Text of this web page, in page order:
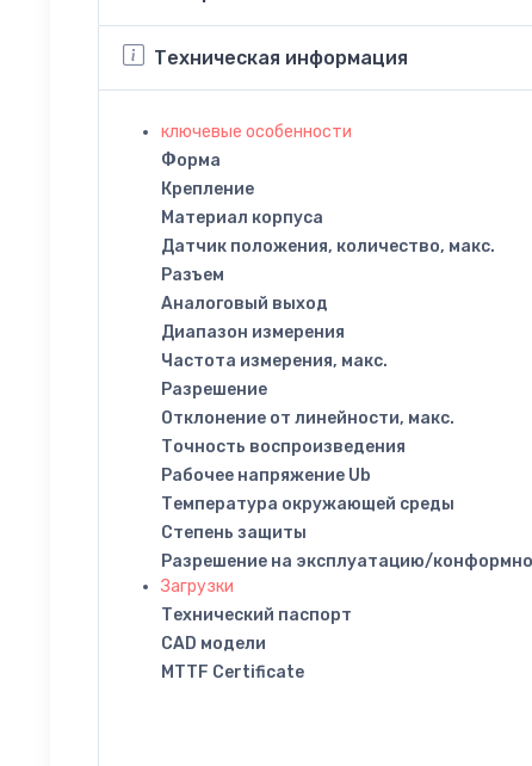
Техническая информация
ключевые особенности
Форма
Крепление
Материал корпуса
Датчик положения, количество, макс.
Разъем
Аналоговый выход
Диапазон измерения
Частота измерения, макс.
Разрешение
Отклонение от линейности, макс.
Точность воспроизведения
Рабочее напряжение Ub
Температура окружающей среды
Степень защиты
Разрешение на эксплуатацию/
Загрузки
Технический паспорт
CAD модели
MTTF Certificate